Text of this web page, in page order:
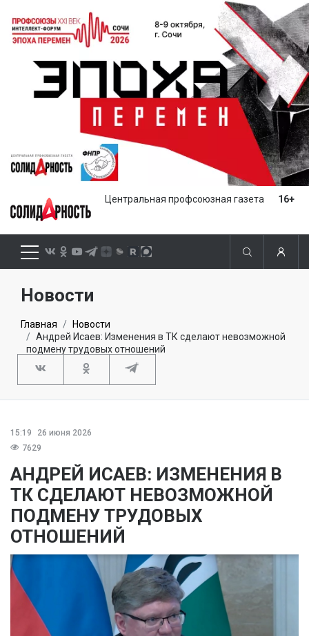
Центральная профсоюзная газета 16+
Новости
Главная
Новости
Андрей Исаев: Изменения в ТК сделают невозможной
подмену трудовых отношений
15:19
26 июня 2026
7629
АНДРЕЙ ИСАЕВ: ИЗМЕНЕНИЯ В
ТК СДЕЛАЮТ НЕВОЗМОЖНОЙ
ПОДМЕНУ ТРУДОВЫХ
ОТНОШЕНИЙ